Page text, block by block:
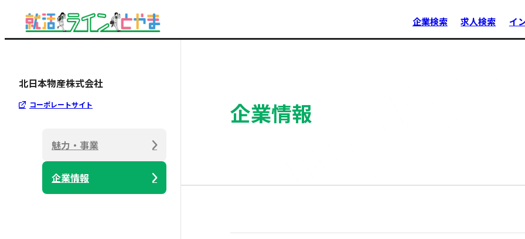
企業検索 求人検索 イ
北日本物産株式会社
コーポレートサイト
魅力・事業
企業情報
企業情報